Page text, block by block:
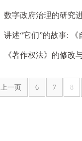
数字政府治理的研究
讲述“它们”的故事:
《著作权法》的修改
上一页 6 7 8